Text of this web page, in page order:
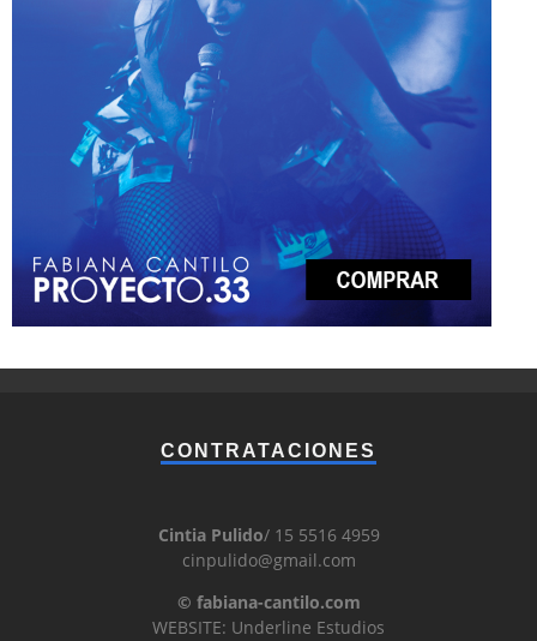
CONTRATACIONES
Cintia Pulido/ 15 5516 4959
cinpulido@gmail.com
© fabiana-cantilo.com
WEBSITE: Underline Estudios